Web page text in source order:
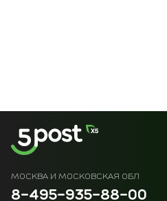
МОСКВА И МОСКОВСКАЯ ОБЛ
8-495-935-88-00